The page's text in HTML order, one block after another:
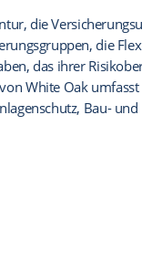
die
die
das ihrer
White Oak
Bau-